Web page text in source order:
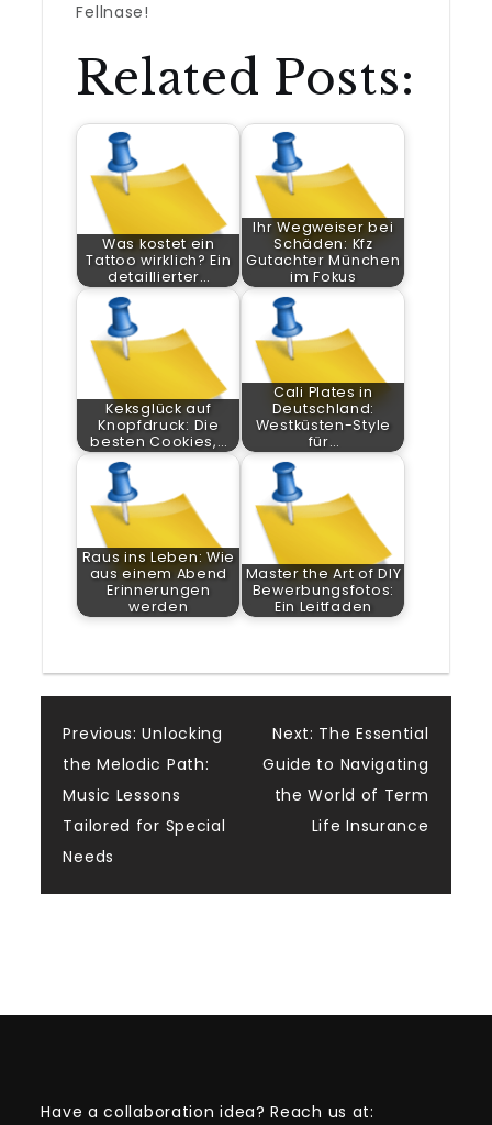
Fellnase!
Related Posts:
Was kostet ein
Tattoo wirklich? Ein
detaillierter…
Ihr Wegweiser bei
Schäden: Kfz
Gutachter München
im Fokus
Keksglück auf
Knopfdruck: Die
besten Cookies,…
Cali Plates in
Deutschland:
Westküsten-Style
für…
Raus ins Leben: Wie
aus einem Abend
Erinnerungen
werden
Master the Art of DIY
Bewerbungsfotos:
Ein Leitfaden
Post
navigation
Previous: Unlocking
the Melodic Path:
Music Lessons
Tailored for Special
Needs
Next: The Essential
Guide to Navigating
the World of Term
Life Insurance
Have a collaboration idea? Reach us at: